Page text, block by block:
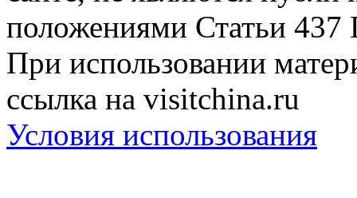
положениями Статьи 437
При использовании
ссылка на visitchina.ru
Условия использования